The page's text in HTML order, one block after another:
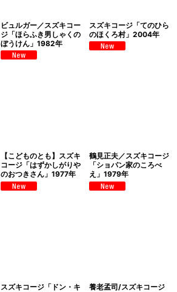
ビュルガー／スズキコー
ジ「ほらふき男しゃくの
ぼうけん」1982年
スズキコージ「てのひら
のほくろ村」2004年
【こどものとも】スズキ
コージ「はずかしがりや
のおつきさん」1977年
鶴見正夫／スズキコージ
「ショパン家のころべ
え」1979年
スズキコージ「ドン・キ
養老孟司/スズキコージ